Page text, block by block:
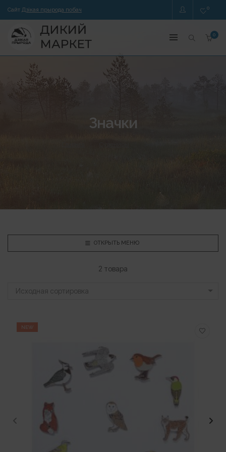
Сайт Дзікая прырода побач 0
0
Значки
ОТКРЫТЬ МЕНЮ
2 товара
Исходная сортировка
NEW